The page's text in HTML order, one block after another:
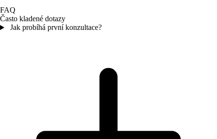
FAQ
Často kladené dotazy
Jak probíhá první konzultace?